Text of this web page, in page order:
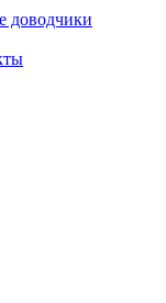
доводчики